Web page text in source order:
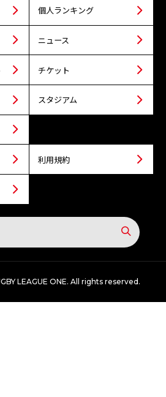
個人ランキング
ニュース
チケット
スタジアム
利用規約
LEAGUE ONE. All rights reserved.